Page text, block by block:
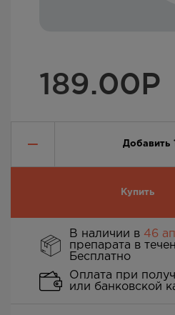
189.00Р
Добавить 1
Купить
В наличии в 46
препарата в
Бесплатно
Оплата при
или банковской